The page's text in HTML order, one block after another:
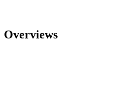
Overviews